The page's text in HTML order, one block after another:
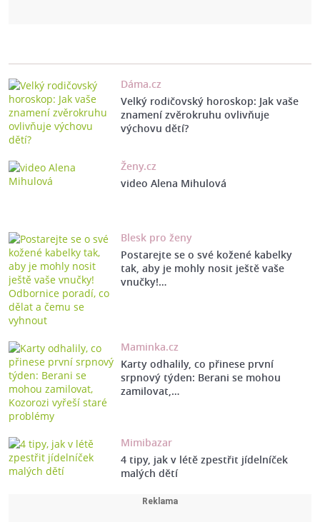
Dáma.cz
Velký rodičovský horoskop: Jak vaše
znamení zvěrokruhu ovlivňuje
výchovu dětí?
Ženy.cz
video Alena Mihulová
Blesk pro ženy
Postarejte se o své kožené kabelky
tak, aby je mohly nosit ještě vaše
vnučky!…
Maminka.cz
Karty odhalily, co přinese první
srpnový týden: Berani se mohou
zamilovat,…
Mimibazar
4 tipy, jak v létě zpestřit jídelníček
malých dětí